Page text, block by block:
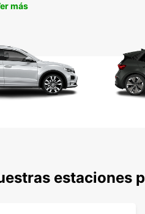
más
estaciones